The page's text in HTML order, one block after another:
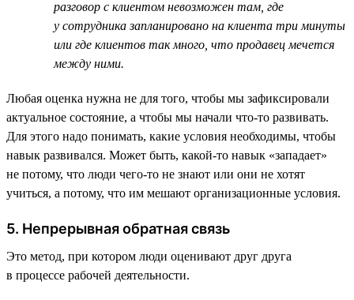
разговор с клиентом невозможен там, где
у сотрудника запланировано на клиента три минуты
или где клиентов так много, что продавец мечется
между ними.
Любая оценка нужна не для того, чтобы мы зафиксировали
актуальное состояние, а чтобы мы начали что-то развивать.
Для этого надо понимать, какие условия необходимы, чтобы
навык развивался. Может быть, какой-то навык «западает»
не потому, что люди чего-то не знают или они не хотят
учиться, а потому, что им мешают организационные условия.
5. Непрерывная обратная связь
Это метод, при котором люди оценивают друг друга
в процессе рабочей деятельности.